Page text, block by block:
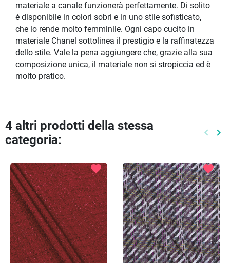
materiale a canale funzionerà perfettamente. Di solito
è disponibile in colori sobri e in uno stile sofisticato,
che lo rende molto femminile. Ogni capo cucito in
materiale Chanel sottolinea il prestigio e la raffinatezza
dello stile. Vale la pena aggiungere che, grazie alla sua
composizione unica, il materiale non si stropiccia ed è
molto pratico.
4 altri prodotti della stessa
categoria:
keyboard_arrow_left keyboard_arrow_right
favorite favorite